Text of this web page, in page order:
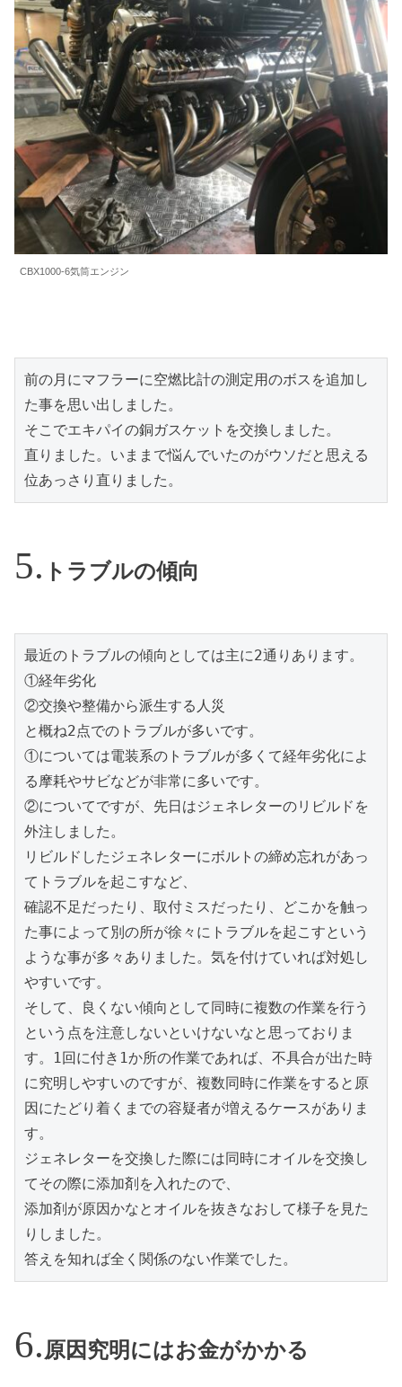
CBX1000-6気筒エンジン
前の月にマフラーに空燃比計の測定用のボスを追加し
た事を思い出しました。
そこでエキパイの銅ガスケットを交換しました。
直りました。いままで悩んでいたのがウソだと思える
位あっさり直りました。
トラブルの傾向
最近のトラブルの傾向としては主に2通りあります。
①経年劣化
②交換や整備から派生する人災
と概ね2点でのトラブルが多いです。
①については電装系のトラブルが多くて経年劣化によ
る摩耗やサビなどが非常に多いです。
②についてですが、先日はジェネレターのリビルドを
外注しました。
リビルドしたジェネレターにボルトの締め忘れがあっ
てトラブルを起こすなど、
確認不足だったり、取付ミスだったり、どこかを触っ
た事によって別の所が徐々にトラブルを起こすという
ような事が多々ありました。気を付けていれば対処し
やすいです。
そして、良くない傾向として同時に複数の作業を行う
という点を注意しないといけないなと思っておりま
す。1回に付き1か所の作業であれば、不具合が出た時
に究明しやすいのですが、複数同時に作業をすると原
因にたどり着くまでの容疑者が増えるケースがありま
す。
ジェネレターを交換した際には同時にオイルを交換し
てその際に添加剤を入れたので、
添加剤が原因かなとオイルを抜きなおして様子を見た
りしました。
答えを知れば全く関係のない作業でした。
原因究明にはお金がかかる